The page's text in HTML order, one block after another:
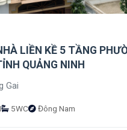
LIỀN KỀ 5 TẦNG
QUẢNG NINH
Gai
5WC Đông Nam